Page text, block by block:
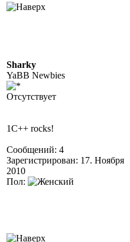
Sharky
YaBB Newbies
Отсутствует
1C++ rocks!
Сообщений: 4
Зарегистрирован: 17. Ноября
2010
Пол: